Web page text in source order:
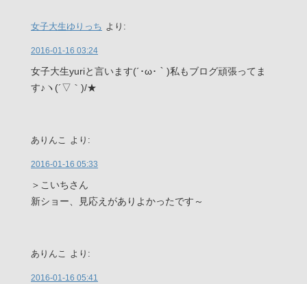
女子大生ゆりっち より:
2016-01-16 03:24
女子大生yuriと言います(´･ω･｀)私もブログ頑張ってま
す♪ヽ(´▽｀)/★
ありんこ より:
2016-01-16 05:33
＞こいちさん
新ショー、見応えがありよかったです～
ありんこ より:
2016-01-16 05:41